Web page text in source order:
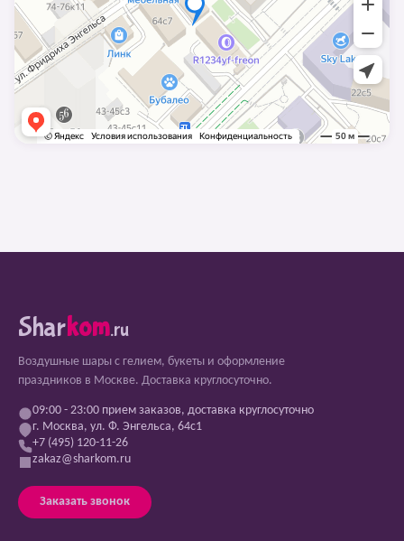
Sharkom.ru
Воздушные шары с гелием, букеты и оформление
праздников в Москве. Доставка круглосуточно.
09:00 - 23:00 прием заказов, доставка круглосуточно
г. Москва, ул. Ф. Энгельса, 64с1
+7 (495) 120-11-26
zakaz@sharkom.ru
Заказать звонок